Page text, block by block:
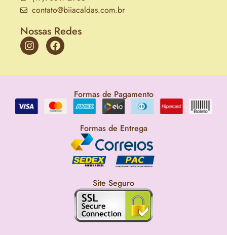
contato@biiacaldas.com.br
Nossas Redes
Formas de Pagamento
Formas de Entrega
Site Seguro